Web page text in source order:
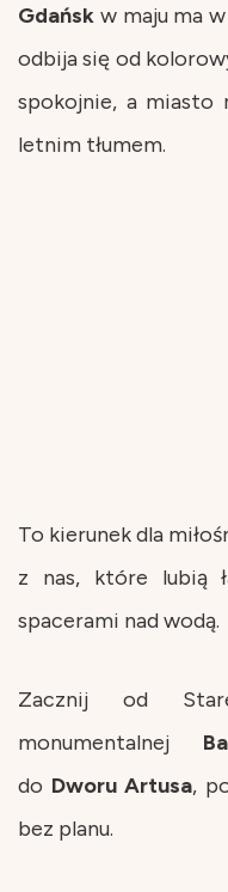
Gdańsk w maju ma
odbija się od
spokojnie, a miasto
letnim tłumem.
To kierunek dla
z nas, które lubią
spacerami nad wodą.
Zacznij od
monumentalnej
do Dworu Artusa,
bez planu.